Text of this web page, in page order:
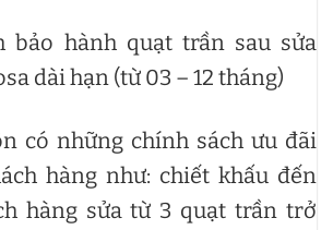
bảo hành quạt trần sau sửa
dài hạn (từ 03 – 12 tháng)
có những chính sách ưu đãi
hàng như: chiết khấu đến
hàng sửa từ 3 quạt trần trở